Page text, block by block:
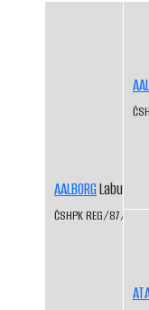
AALBORGLabutí řeka
ČSHPK REG/87/84